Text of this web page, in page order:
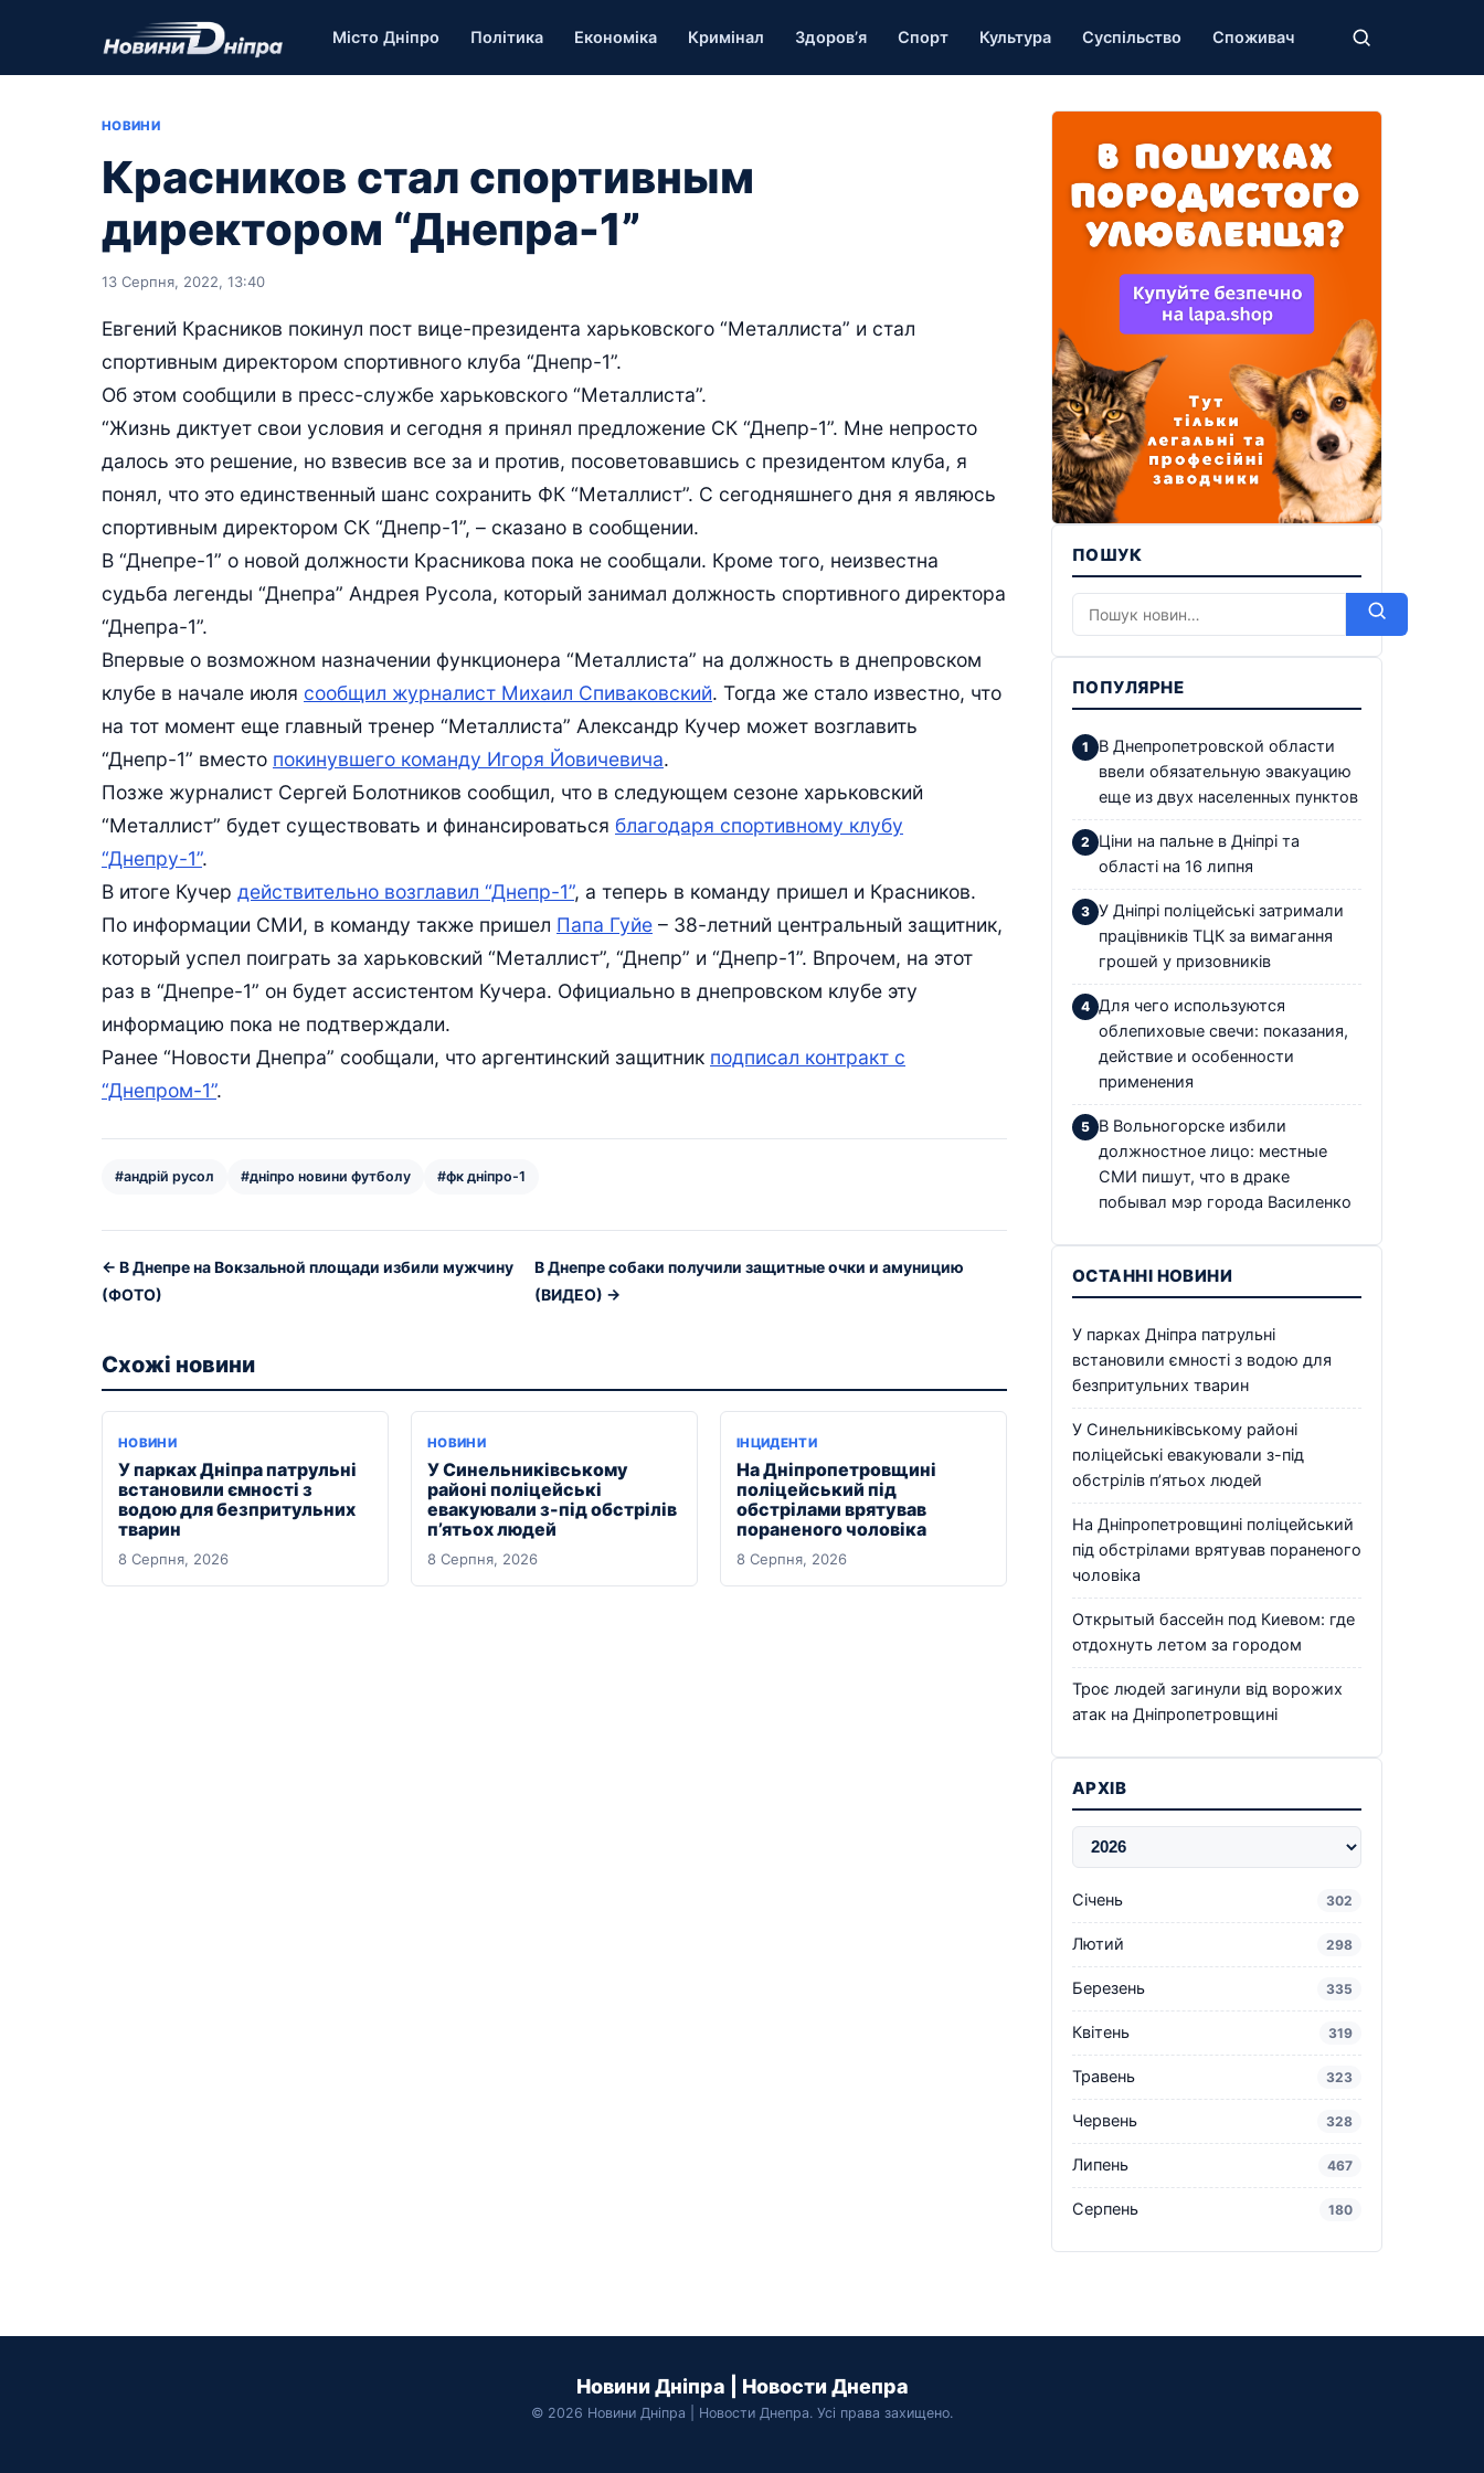
Місто Дніпро Політика Економіка Кримінал Здоров’я Спорт Культура Суспільство Споживач
НОВИНИ
Красников стал спортивным
директором “Днепра-1”
13 Серпня, 2022, 13:40
Евгений Красников покинул пост вице-президента харьковского “Металлиста” и стал
спортивным директором спортивного клуба “Днепр-1”.
Об этом сообщили в пресс-службе харьковского “Металлиста”.
“Жизнь диктует свои условия и сегодня я принял предложение СК “Днепр-1”. Мне непросто
далось это решение, но взвесив все за и против, посоветовавшись с президентом клуба, я
понял, что это единственный шанс сохранить ФК “Металлист”. С сегодняшнего дня я являюсь
спортивным директором СК “Днепр-1”, – сказано в сообщении.
В “Днепре-1” о новой должности Красникова пока не сообщали. Кроме того, неизвестна
судьба легенды “Днепра” Андрея Русола, который занимал должность спортивного директора
“Днепра-1”.
Впервые о возможном назначении функционера “Металлиста” на должность в днепровском
клубе в начале июля сообщил журналист Михаил Спиваковский. Тогда же стало известно, что
на тот момент еще главный тренер “Металлиста” Александр Кучер может возглавить
“Днепр-1” вместо покинувшего команду Игоря Йовичевича.
Позже журналист Сергей Болотников сообщил, что в следующем сезоне харьковский
“Металлист” будет существовать и финансироваться благодаря спортивному клубу
“Днепру-1”.
В итоге Кучер действительно возглавил “Днепр-1”, а теперь в команду пришел и Красников.
По информации СМИ, в команду также пришел Папа Гуйе – 38-летний центральный защитник,
который успел поиграть за харьковский “Металлист”, “Днепр” и “Днепр-1”. Впрочем, на этот
раз в “Днепре-1” он будет ассистентом Кучера. Официально в днепровском клубе эту
информацию пока не подтверждали.
Ранее “Новости Днепра” сообщали, что аргентинский защитник подписал контракт с
“Днепром-1”.
#андрій русол #дніпро новини футболу #фк дніпро-1
← В Днепре на Вокзальной площади избили мужчину
(ФОТО)
В Днепре собаки получили защитные очки и амуницию
(ВИДЕО) →
Схожі новини
НОВИНИ
У парках Дніпра патрульні
встановили ємності з
водою для безпритульних
тварин
8 Серпня, 2026
НОВИНИ
У Синельниківському
районі поліцейські
евакуювали з-під обстрілів
п’ятьох людей
8 Серпня, 2026
ІНЦИДЕНТИ
На Дніпропетровщині
поліцейський під
обстрілами врятував
пораненого чоловіка
8 Серпня, 2026
ПОШУК
ПОПУЛЯРНЕ
В Днепропетровской области
ввели обязательную эвакуацию
еще из двух населенных пунктов
Ціни на пальне в Дніпрі та
області на 16 липня
У Дніпрі поліцейські затримали
працівників ТЦК за вимагання
грошей у призовників
Для чего используются
облепиховые свечи: показания,
действие и особенности
применения
В Вольногорске избили
должностное лицо: местные
СМИ пишут, что в драке
побывал мэр города Василенко
ОСТАННІ НОВИНИ
У парках Дніпра патрульні
встановили ємності з водою для
безпритульних тварин
У Синельниківському районі
поліцейські евакуювали з-під
обстрілів п’ятьох людей
На Дніпропетровщині поліцейський
під обстрілами врятував пораненого
чоловіка
Открытый бассейн под Киевом: где
отдохнуть летом за городом
Троє людей загинули від ворожих
атак на Дніпропетровщині
АРХІВ
Січень 302
Лютий 298
Березень 335
Квітень 319
Травень 323
Червень 328
Липень 467
Серпень 180
Новини Дніпра | Новости Днепра
© 2026 Новини Дніпра | Новости Днепра. Усі права захищено.